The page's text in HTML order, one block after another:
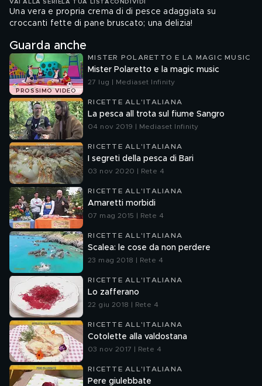
VAI ALLA SERIE LA TUA LISTA CONDIVIDI
Una vera e propria crema di di pesce adaggiata su
croccanti fette di pane bruscato; una delizia!
Guarda anche
PROSSIMO VIDEO
MISTER POLARETTO E LA MAGIC MUSIC
Mister Polaretto e la magic music
27 lug | Mediaset Infinity
RICETTE ALL'ITALIANA
La pesca all trota sul fiume Sangro
04 nov 2019 | Mediaset Infinity
RICETTE ALL'ITALIANA
I segreti della pesca di Bari
03 nov 2020 | Rete 4
RICETTE ALL'ITALIANA
Amaretti morbidi
07 mag 2015 | Rete 4
RICETTE ALL'ITALIANA
Scalea: le cose da non perdere
23 mag 2018 | Rete 4
RICETTE ALL'ITALIANA
Lo zafferano
22 giu 2018 | Rete 4
RICETTE ALL'ITALIANA
Cotolette alla valdostana
03 nov 2017 | Rete 4
RICETTE ALL'ITALIANA
Pere giulebbate